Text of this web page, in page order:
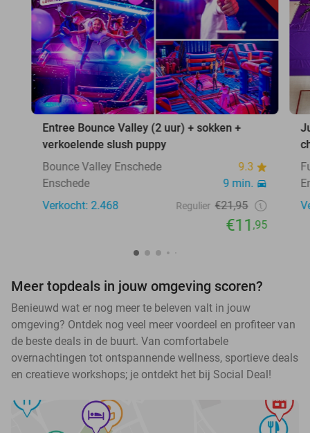
Entree Bounce Valley (2 uur) + sokken +
verkoelende slush puppy
Bounce Valley Enschede
9.3
Enschede
9 min.
Verkocht: 2.468
Regulier €21,95
€11,95
Meer topdeals in jouw omgeving scoren?
Benieuwd wat er nog meer te beleven valt in jouw
omgeving? Ontdek nog veel meer voordeel en profiteer van
de beste deals in de buurt. Van comfortabele
overnachtingen tot ontspannende wellness, sportieve deals
en creatieve workshops; je ontdekt het bij Social Deal!